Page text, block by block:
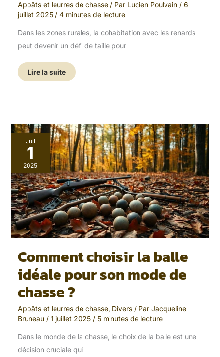
Appâts et leurres de chasse/ Par Lucien Poulvain / 6
juillet 2025 / 4 minutes de lecture
Dans les zones rurales, la cohabitation avec les renards
peut devenir un défi de taille pour
Lire la suite
Juil
1
2025
Comment choisir la balle
idéale pour son mode de
chasse ?
Appâts et leurres de chasse, Divers/ Par Jacqueline
Bruneau / 1 juillet 2025 / 5 minutes de lecture
Dans le monde de la chasse, le choix de la balle est une
décision cruciale qui
Comment
choisir
balle
idéale
pour
son
mode
de
chasse
?